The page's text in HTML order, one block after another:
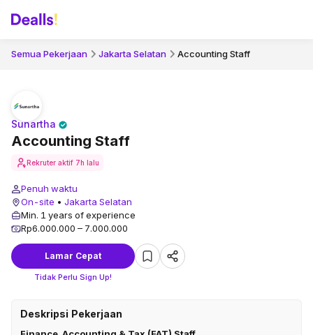
Semua Pekerjaan Jakarta Selatan Accounting Staff
Accounting Staff
Sunartha
Rekruter aktif 7h lalu
Penuh waktu
On-site • Jakarta Selatan
Min. 1 years of experience
Rp6.000.000 – 7.000.000
Lamar Cepat
Tidak Perlu Sign Up!
Deskripsi Pekerjaan